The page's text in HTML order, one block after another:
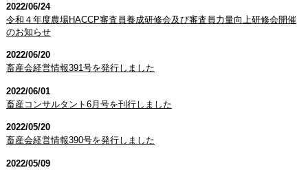
2022/06/24
令和４年度農場HACCP審査員養成研修会及び審査員力量向上研修会開催
のお知らせ
2022/06/20
畜産会経営情報391号を発行しました
2022/06/01
畜産コンサルタント6月号を刊行しました
2022/05/20
畜産会経営情報390号を発行しました
2022/05/09